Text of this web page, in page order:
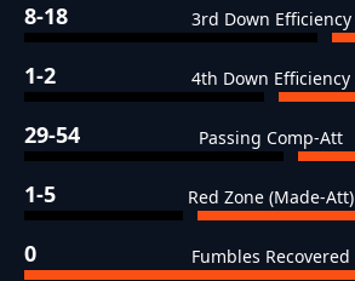
8-18 3rd Down Efficiency
1-2 4th Down Efficiency
29-54 Passing Comp-Att
1-5 Red Zone (Made-Att)
0 Fumbles Recovered